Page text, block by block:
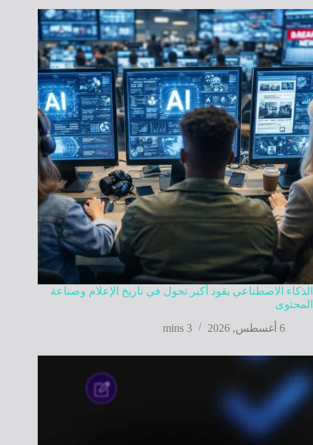
الذكاء الاصطناعي يقود أكبر تحول في تاريخ الإعلام وصناعة
المحتوى
6 أغسطس, 2026
3 mins